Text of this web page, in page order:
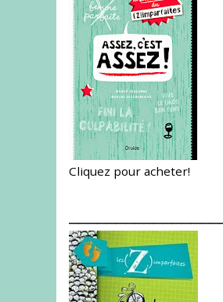
Cliquez pour acheter!